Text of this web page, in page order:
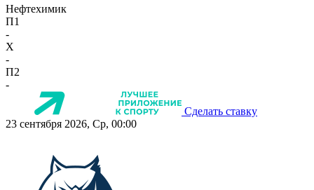
Нефтехимик
П1
-
X
-
П2
-
Сделать ставку
23 сентября 2026, Ср, 00:00